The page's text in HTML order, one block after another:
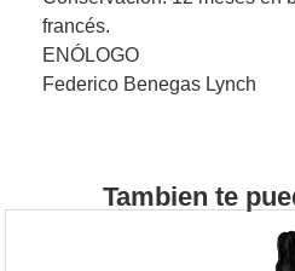
francés.
ENÓLOGO
Federico Benegas Lynch
Tambien te